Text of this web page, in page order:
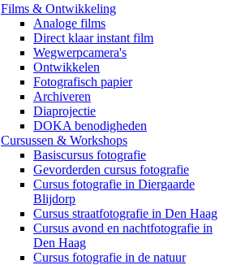
Films & Ontwikkeling
Analoge films
Direct klaar instant film
Wegwerpcamera's
Ontwikkelen
Fotografisch papier
Archiveren
Diaprojectie
DOKA benodigheden
Cursussen & Workshops
Basiscursus fotografie
Gevorderden cursus fotografie
Cursus fotografie in Diergaarde
Blijdorp
Cursus straatfotografie in Den Haag
Cursus avond en nachtfotografie in
Den Haag
Cursus fotografie in de natuur